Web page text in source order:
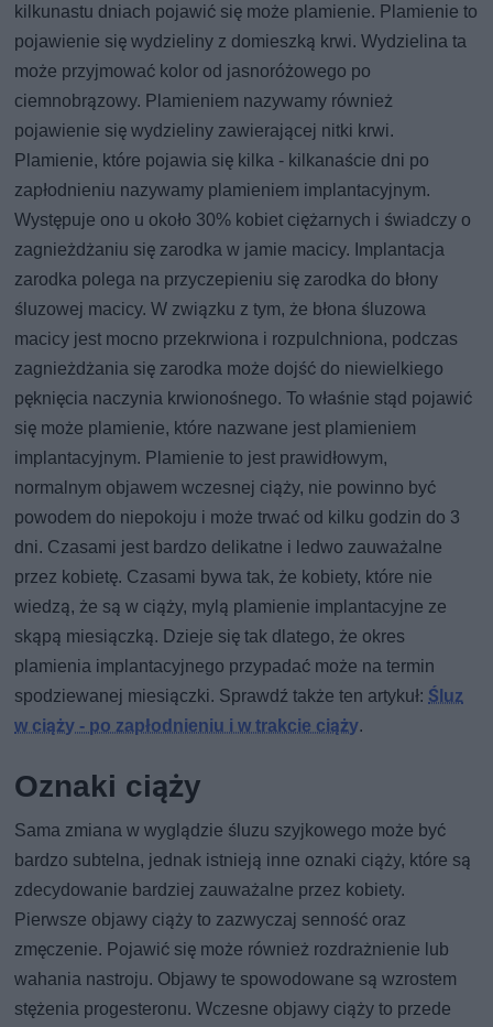
kilkunastu dniach pojawić się może plamienie. Plamienie to
pojawienie się wydzieliny z domieszką krwi. Wydzielina ta
może przyjmować kolor od jasnoróżowego po
ciemnobrązowy. Plamieniem nazywamy również
pojawienie się wydzieliny zawierającej nitki krwi.
Plamienie, które pojawia się kilka - kilkanaście dni po
zapłodnieniu nazywamy plamieniem implantacyjnym.
Występuje ono u około 30% kobiet ciężarnych i świadczy o
zagnieżdżaniu się zarodka w jamie macicy. Implantacja
zarodka polega na przyczepieniu się zarodka do błony
śluzowej macicy. W związku z tym, że błona śluzowa
macicy jest mocno przekrwiona i rozpulchniona, podczas
zagnieżdżania się zarodka może dojść do niewielkiego
pęknięcia naczynia krwionośnego. To właśnie stąd pojawić
się może plamienie, które nazwane jest plamieniem
implantacyjnym. Plamienie to jest prawidłowym,
normalnym objawem wczesnej ciąży, nie powinno być
powodem do niepokoju i może trwać od kilku godzin do 3
dni. Czasami jest bardzo delikatne i ledwo zauważalne
przez kobietę. Czasami bywa tak, że kobiety, które nie
wiedzą, że są w ciąży, mylą plamienie implantacyjne ze
skąpą miesiączką. Dzieje się tak dlatego, że okres
plamienia implantacyjnego przypadać może na termin
spodziewanej miesiączki. Sprawdź także ten artykuł: Śluz
w ciąży - po zapłodnieniu i w trakcie ciąży.
Oznaki ciąży
Sama zmiana w wyglądzie śluzu szyjkowego może być
bardzo subtelna, jednak istnieją inne oznaki ciąży, które są
zdecydowanie bardziej zauważalne przez kobiety.
Pierwsze objawy ciąży to zazwyczaj senność oraz
zmęczenie. Pojawić się może również rozdrażnienie lub
wahania nastroju. Objawy te spowodowane są wzrostem
stężenia progesteronu. Wczesne objawy ciąży to przede